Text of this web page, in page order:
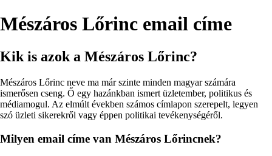
Mészáros Lőrinc email címe
Kik is azok a Mészáros Lőrinc?
Mészáros Lőrinc neve ma már szinte minden magyar számára
ismerősen cseng. Ő egy hazánkban ismert üzletember, politikus és
médiamogul. Az elmúlt években számos címlapon szerepelt, legyen
szó üzleti sikerekről vagy éppen politikai tevékenységéről.
Milyen email címe van Mészáros Lőrincnek?